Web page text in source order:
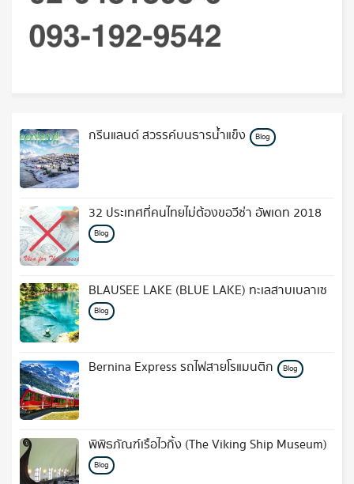
กรีนแลนด์ สวรรค์บนธารน้ำแข็ง Blog
32 ประเทศที่คนไทยไม่ต้องขอวีซ่า อัพเดท 2018
Blog
BLAUSEE LAKE (BLUE LAKE) ทะเลสาบเบลาเซ
Blog
Bernina Express รถไฟสายโรแมนติก Blog
พิพิธภัณฑ์เรือไวกิ้ง (The Viking Ship Museum)
Blog